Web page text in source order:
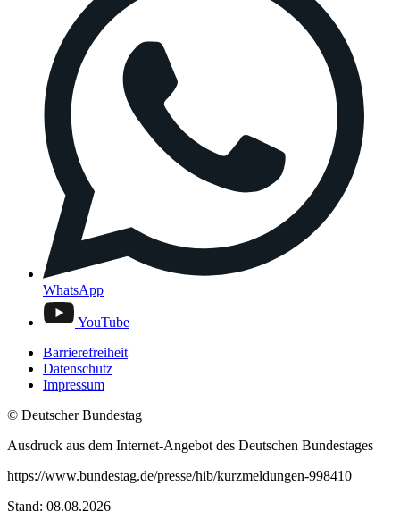
WhatsApp
YouTube
Barrierefreiheit
Datenschutz
Impressum
© Deutscher Bundestag
Ausdruck aus dem Internet-Angebot des Deutschen Bundestages
https://www.bundestag.de/presse/hib/kurzmeldungen-998410
Stand: 08.08.2026